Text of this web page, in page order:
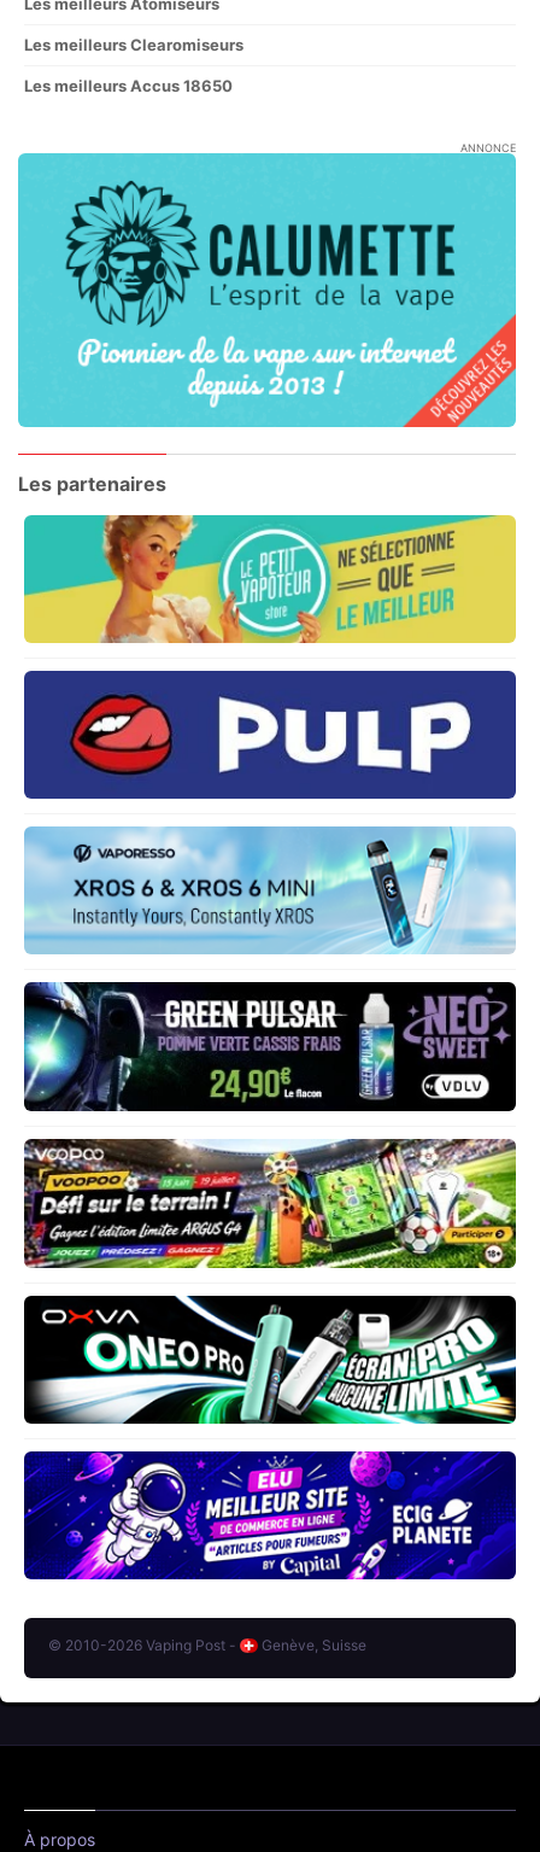
Les meilleurs Atomiseurs
Les meilleurs Clearomiseurs
Les meilleurs Accus 18650
ANNONCE
Les partenaires
© 2010-2026 Vaping Post - Genève, Suisse
À propos